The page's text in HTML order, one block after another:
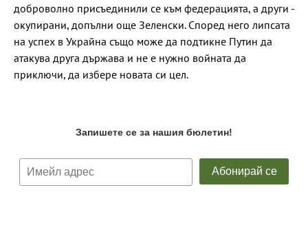
доброволно присъединили се към федерацията, а други -
окупирани, допълни още Зеленски. Според него липсата
на успех в Украйна също може да подтикне Путин да
атакува друга държава и не е нужно войната да
приключи, да избере новата си цел.